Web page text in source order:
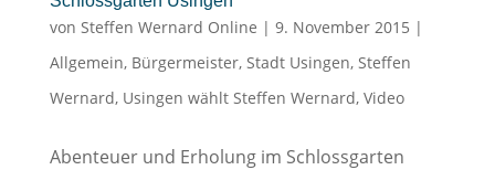
von Steffen Wernard Online | 9. November 2015 |
Allgemein, Bürgermeister, Stadt Usingen, Steffen
Wernard, Usingen wählt Steffen Wernard, Video
Abenteuer und Erholung im Schlossgarten